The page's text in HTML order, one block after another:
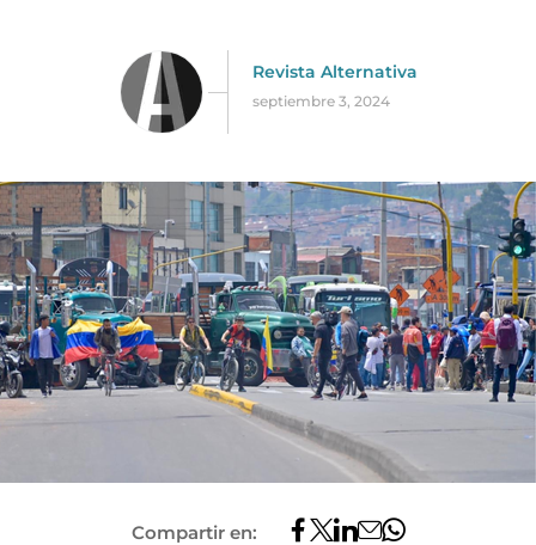
Revista Alternativa
septiembre 3, 2024
Compartir en: